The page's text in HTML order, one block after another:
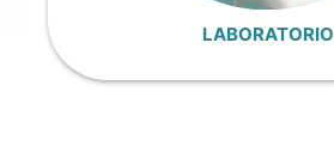
LABORATORIO